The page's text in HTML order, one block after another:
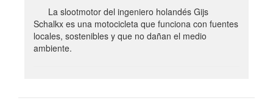
La slootmotor del ingeniero holandés Gijs
Schalkx es una motocicleta que funciona con fuentes
locales, sostenibles y que no dañan el medio
ambiente.